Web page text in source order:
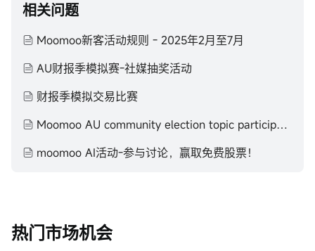
相关问题
Moomoo新客活动规则 - 2025年2月至7月
AU财报季模拟赛-社媒抽奖活动
财报季模拟交易比赛
Moomoo AU community election topic participation T&C
moomoo AI活动-参与讨论，赢取免费股票！
热门市场机会